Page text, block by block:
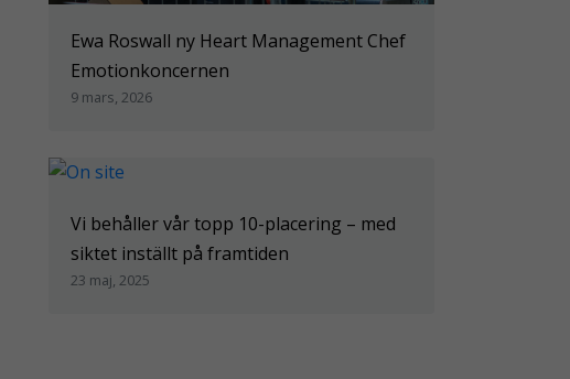
Ewa Roswall ny Heart Management Chef
Emotionkoncernen
9 mars, 2026
Vi behåller vår topp 10-placering – med
siktet inställt på framtiden
23 maj, 2025